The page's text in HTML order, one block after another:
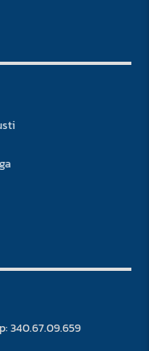
340.67.09.659